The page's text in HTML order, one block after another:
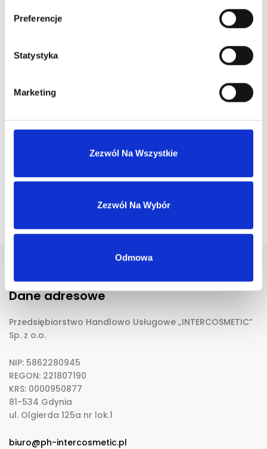
Preferencje
Statystyka
Marketing
Zezwól Na Wszystkie
Zezwól Na Wybór
Odmowa
Zaloguj się, aby zobaczyć cenę
Dane adresowe
Przedsiębiorstwo Handlowo Usługowe „INTERCOSMETIC”
Sp. z o.o.
NIP: 5862280945
REGON: 221807190
KRS: 0000950877
81-534 Gdynia
ul. Olgierda 125a nr lok.1
biuro@ph-intercosmetic.pl